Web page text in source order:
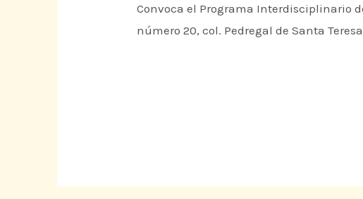
Convoca el Programa Interdisciplinario
número 20, col. Pedregal de Santa